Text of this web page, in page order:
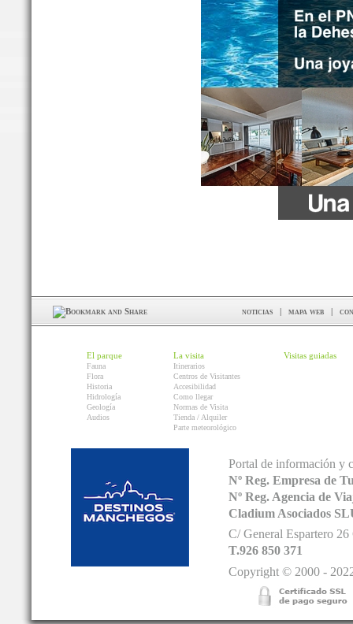
noticias | mapa web |
El parque
Fauna
Flora
Historia
Hidrología
Geología
Audios
La visita
Itinerarios
Centros de Visitantes
Accesibilidad
Como llegar
Normas de Visita
Tienda / Alquiler
Parte meteorológico
Visitas guiadas
Portal de información y
Nº Reg. Empresa de
Nº Reg. Agencia de
Cladium Asociados
C/ General Espartero
T.926 850 371
Copyright © 2000 -